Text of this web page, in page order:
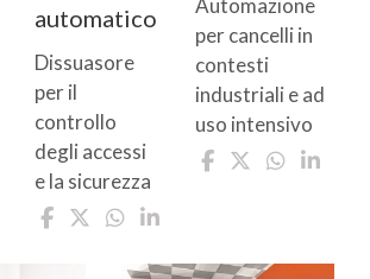
automatico
Dissuasore
per il
controllo
degli accessi
e la sicurezza
Automazione
per cancelli in
contesti
industriali e ad
uso intensivo